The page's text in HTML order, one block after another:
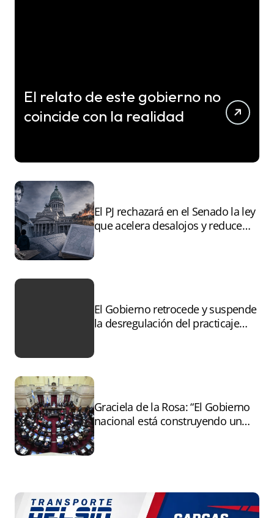
El relato de este gobierno no
coincide con la realidad
El PJ rechazará en el Senado la ley
que acelera desalojos y reduce
El Gobierno retrocede y suspende
la desregulación del practicaje
Graciela de la Rosa: “El Gobierno
nacional está construyendo un